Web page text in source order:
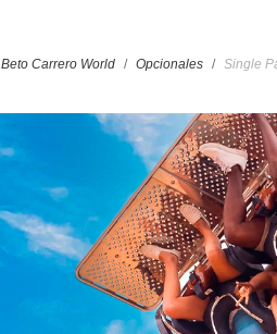
Beto Carrero World Opcionales Single